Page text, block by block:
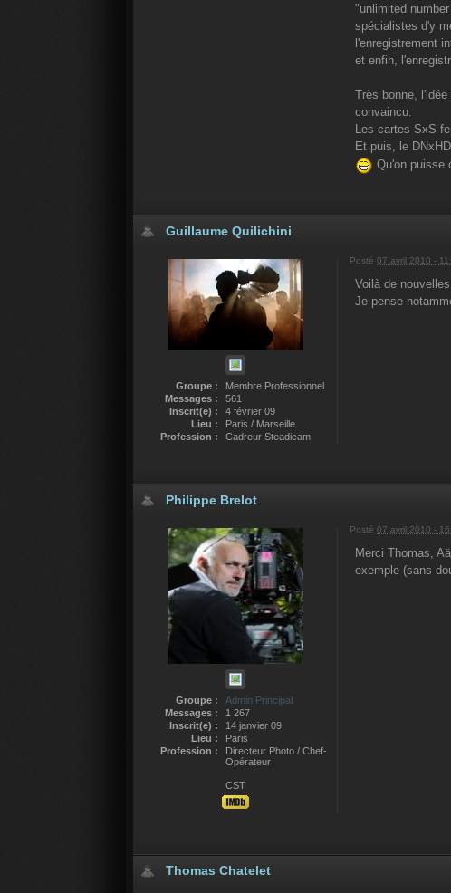
"unlimited
spécialistes d'y
l'enregistrement
et enfin,
Très bonne,
convaincu.
Les cartes SxS
Et puis, le
Qu'on puisse
Guillaume Quilichini
Groupe :
Membre Professionnel
Messages :
561
Inscrit(e) :
4 février 09
Lieu :
Paris / Marseille
Profession :
Cadreur Steadicam
Posté 07 avril 2010 -
Voilà de
Je pense
Philippe Brelot
Groupe :
Admin Principal
Messages :
1 267
Inscrit(e) :
14 janvier 09
Lieu :
Paris
Profession :
Directeur Photo / Chef-
Opérateur
CST
Posté 07 avril 2010 -
Merci Thomas,
exemple (sans
Thomas Chatelet